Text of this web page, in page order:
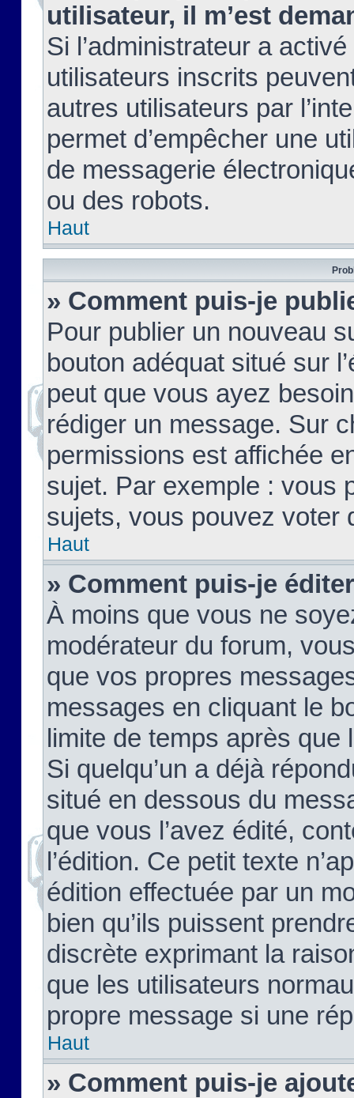
utilisateur, il m’est
Si l’administrateur a
utilisateurs inscrits
autres utilisateurs par
permet d’empêcher une
de messagerie
ou des robots.
Haut
» Comment puis-je
Pour publier un nouveau
bouton adéquat situé sur
peut que vous ayez
rédiger un message. Sur
permissions est affichée
sujet. Par exemple : vous
sujets, vous pouvez voter
Haut
» Comment puis-je
À moins que vous ne
modérateur du forum,
que vos propres
messages en cliquant le
limite de temps après que
Si quelqu’un a déjà
situé en dessous du
que vous l’avez édité,
l’édition. Ce petit texte
édition effectuée par un
bien qu’ils puissent
discrète exprimant la
que les utilisateurs
propre message si une
Haut
» Comment puis-je